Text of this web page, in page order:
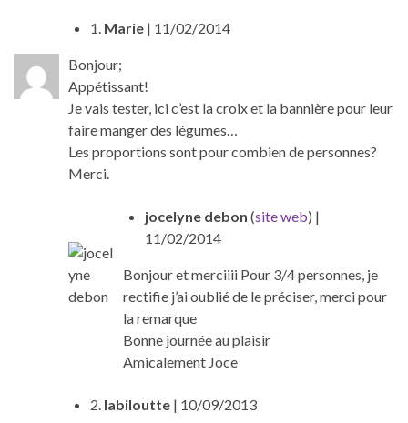
1. Marie | 11/02/2014
Bonjour;
Appétissant!
Je vais tester, ici c’est la croix et la bannière pour leur
faire manger des légumes…
Les proportions sont pour combien de personnes?
Merci.
jocelyne debon (site web) |
11/02/2014
Bonjour et merciiii Pour 3/4 personnes, je
rectifie j’ai oublié de le préciser, merci pour
la remarque
Bonne journée au plaisir
Amicalement Joce
2. labiloutte | 10/09/2013